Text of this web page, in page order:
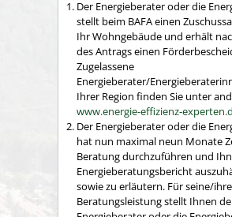
Der Energieberater oder die
stellt beim BAFA einen
Ihr Wohngebäude und erhält
des Antrags einen
Zugelassene
Energieberater/
Ihrer Region finden Sie unter
www.energie-effizienz-
Der Energieberater oder die
hat nun maximal neun Monate
Beratung durchzuführen und
Energieberatungsbericht
sowie zu erläutern. Für seine/ihre
Beratungsleistung stellt Ihnen